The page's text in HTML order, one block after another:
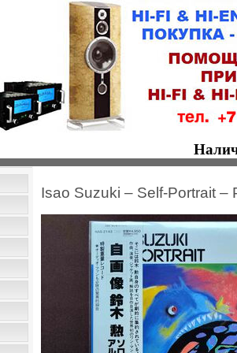
Isao Suzuki – Self-Portrait –